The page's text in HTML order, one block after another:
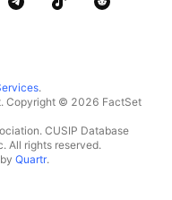
.
Copyright © 2026 FactSet
CUSIP Database
All rights reserved.
Quartr.